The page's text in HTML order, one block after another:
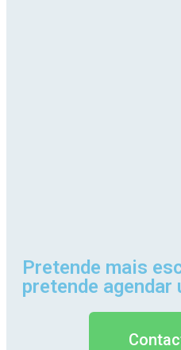
Pretende mais
pretende agendar